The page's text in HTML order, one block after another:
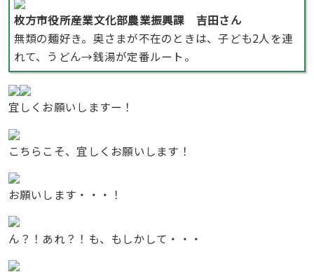
枚方市役所産業文化部農業振興課 吉田さん
無類の麺好き。奥さまが不在のときは、子ども2人を連
れて、うどん→銭湯が定番ルート。
宜しくお願いしますー！
こちらこそ、宜しくお願いします！
お願いします・・・！
ん？！あれ？！も、もしかして・・・